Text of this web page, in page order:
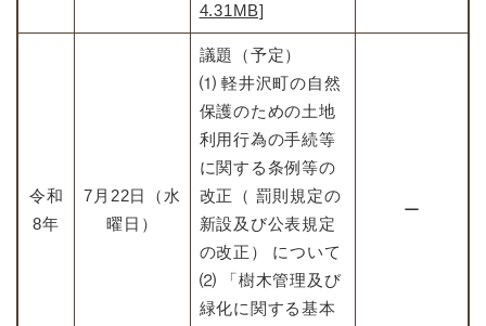
4.31MB]
令和
8年
7月22日（水
曜日）
議題（予定）
​⑴ 軽井沢町の自然
保護のための土地
利用行為の手続等
に関する条例等の
改正（ 罰則規定の
新設及び公表規定
の改正） について
​⑵ 「樹木管理及び
緑化に関する基本
ー